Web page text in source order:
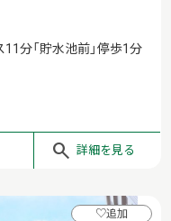
11分「貯水池前」停歩1分
詳細を見る
♡追加